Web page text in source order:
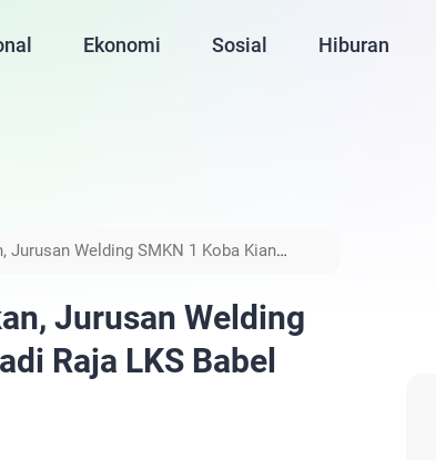
Ekonomi Sosial Hiburan
Jurusan Welding SMKN 1 Koba Kian
Jurusan Welding
Raja LKS Babel